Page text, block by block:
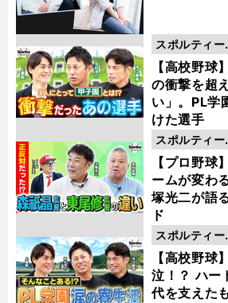
【高校野球
の衝撃を超
い」。PL学
けた選手
スポルティー
動画
【プロ野球
ームが変わ
塚光二が語
ド
スポルティー
動画
【高校野球
泣！？ ハー
代を支えた
スポルティー
動画